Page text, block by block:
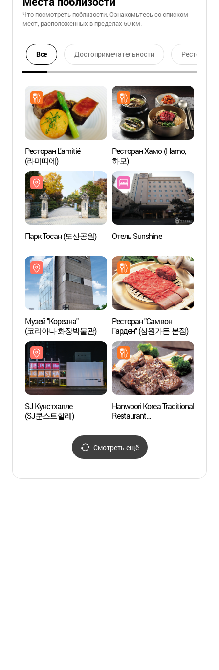
Что посмотреть поблизости. Ознакомьтесь со списком
мест, расположенных в пределах 50 км.
Все Достопримечательности Ресторан
Ресторан L'amitié
(라미띠에)
Ресторан Хамо (Hamo,
하모)
Парк Тосан (도산공원) Отель Sunshine
Музей "Кореана"
(코리아나 화장박물관)
Ресторан "Самвон
Гарден" (삼원가든 본점)
SJ Кунстхалле
(SJ쿤스트할레)
Hanwoori Korea Traditional
Restaurant
Смотреть ещё